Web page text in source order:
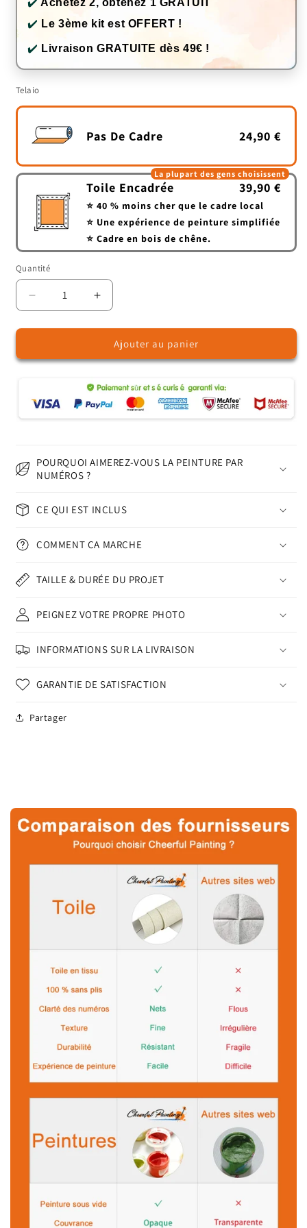
✔️ Achetez 2, obtenez 1 GRATUIT
✔️ Le 3ème kit est OFFERT !
✔️ Livraison GRATUITE dès 49€ !
Telaio
Pas De Cadre 24,90 €
Toile Encadrée 39,90 €
⭐ 40 % moins cher que le cadre local
⭐ Une expérience de peinture simplifiée
⭐ Cadre en bois de chêne.
La plupart des gens choisissent
Quantité
Quantité
Réduire
la
quantité
Rétro
Peinture
par
Augmenter
la
quantité
Rétro
-
Peinture
par
Ajouter au panier
POURQUOI AIMEREZ-VOUS LA PEINTURE PAR
NUMÉROS ?
CE QUI EST INCLUS
COMMENT ÇA MARCHE
TAILLE & DURÉE DU PROJET
PEIGNEZ VOTRE PROPRE PHOTO
INFORMATIONS SUR LA LIVRAISON
GARANTIE DE SATISFACTION
Partager